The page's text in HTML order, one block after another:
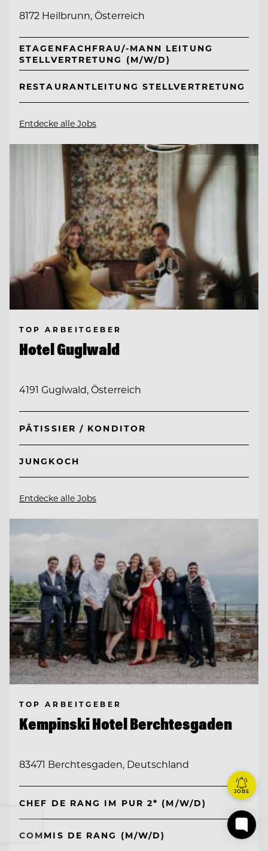
8172 Heilbrunn, Österreich
ETAGENFACHFRAU/-MANN LEITUNG
STELLVERTRETUNG (M/W/D)
RESTAURANTLEITUNG STELLVERTRETUNG
Entdecke alle Jobs
TOP ARBEITGEBER
Hotel Guglwald
4191 Guglwald, Österreich
PÂTISSIER / KONDITOR
JUNGKOCH
Entdecke alle Jobs
TOP ARBEITGEBER
Kempinski Hotel Berchtesgaden
83471 Berchtesgaden, Deutschland
CHEF DE RANG IM PUR 2* (M/W/D)
COMMIS DE RANG (M/W/D)
JOBS